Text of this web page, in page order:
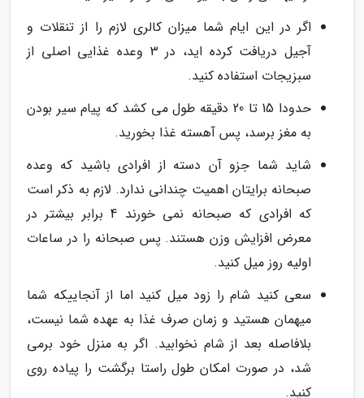
اگر در این ایام شما میزان کالری لازم را از تنقلات و
آجیل دریافت کرده اید، در 3 وعده غذایی اصلی از
سبزیجات استفاده کنید.
حدودا 15 تا 20 دقیقه طول می کشد که پیام سیر بودن
به مغز برسد، پس آهسته غذا بخورید.
شاید شما جزو آن دسته از افرادی باشید که وعده
صبحانه برایتان اهمیت چندانی ندارد. لازم به ذکر است
که افرادی که صبحانه نمی خورند 4 برابر بیشتر در
معرض افزایش وزن هستند. پس صبحانه را در ساعات
اولیه روز میل کنید.
سعی کنید شام را زود میل کنید اما از آنجاییکه شما
میهمان هستید و زمان صرف غذا به عهده شما نیست،
بلافاصله بعد از شام نخوابید. اگر به منزل خود برمی
شد، در صورت امکان طول راستا برگشت را پیاده روی
کنید.